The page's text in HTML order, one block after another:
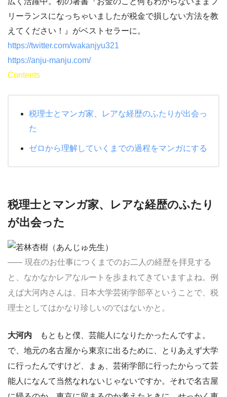
リーランスになっちゃいましたが税金で損しない方法を教
えてください！』がベストセラーに。
https://twitter.com/wakanjyu321
https://anju-manju.com/
Contents
税理士とマンガ家、レアな経歴のふたりが出会っ
た
ゼロから理解していくまでの過程をマンガにする
税理士とマンガ家、レアな経歴のふたり
が出会った
現在のお仕事につくまでのお二人の経歴を拝見する
と、なかなかレアなルートを歩まれてきていますよね。例
えば大河内さんは、日本大学芸術学部卒ということで、税
理士としてはかなり珍しいのではないかと。
大河内 もともと僕、芸能人になりたかったんですよ。
で、地元の名古屋から東京に出るために、とりあえず大学
に行ったんですけど、まぁ、芸術学部に行ったからって芸
能人になんて当然なれないじゃないですか。それで名古屋